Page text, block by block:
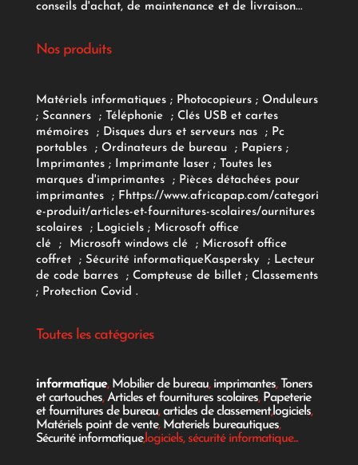
conseils d'achat, de maintenance et de livraison...
Nos produits
Matériels informatiques; Photocopieurs; Onduleurs
; Scanners ; Téléphonie ; Clés USB et cartes
mémoires
; Disques durs et serveurs nas ; Pc
portables
; Ordinateurs de bureau ; Papiers;
Imprimantes;Imprimante laser; Toutes les
marques d'imprimantes
; Pièces détachées pour
imprimantes
; Fhttps://www.africapap.com/categori
e-produit/articles-et-fournitures-scolaires/ournitures
scolaires; Logiciels ; Microsoft office
clé
; Microsoft windows clé; Microsoft office
coffret ; Sécurité informatiqueKaspersky ; Lecteur
de code barres
; Compteuse de billet; Classements
; Protection Covid .
Toutes les catégories
informatique, Mobilier de bureau, imprimantes, Toners
et cartouches,Articles et fournitures scolaires, Papeterie
et fournitures de bureau,articles de classement,logiciels,
Matériels point de vente, Materiels bureautiques,
Sécurité informatique,logiciels, sécurité informatique...